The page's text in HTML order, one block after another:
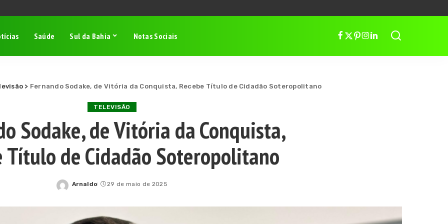
Saúde Sul da Bahia Notas Sociais
> Fernando Sodake, de Vitória da Conquista, Recebe Título de Cidadão Soteropolitano
TELEVISÃO
Sodake, de Vitória da Conquista,
Título de Cidadão Soteropolitano
Posted
Arnaldo 29 de maio de 2025